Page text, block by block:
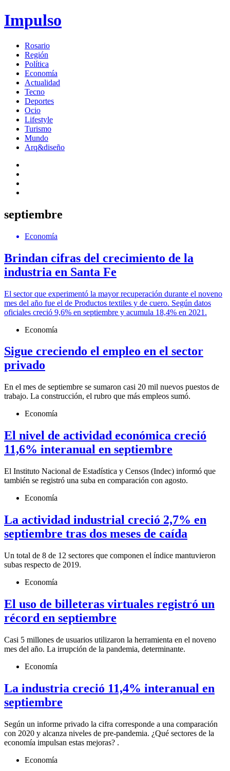
Impulso
Rosario
Región
Política
Economía
Actualidad
Tecno
Deportes
Ocio
Lifestyle
Turismo
Mundo
Arq&diseño
septiembre
Economía
Brindan cifras del crecimiento de la
industria en Santa Fe
El sector que experimentó la mayor recuperación durante el noveno
mes del año fue el de Productos textiles y de cuero. Según datos
oficiales creció 9,6% en septiembre y acumula 18,4% en 2021.
Economía
Sigue creciendo el empleo en el sector
privado
En el mes de septiembre se sumaron casi 20 mil nuevos puestos de
trabajo. La construcción, el rubro que más empleos sumó.
Economía
El nivel de actividad económica creció
11,6% interanual en septiembre
El Instituto Nacional de Estadística y Censos (Indec) informó que
también se registró una suba en comparación con agosto.
Economía
La actividad industrial creció 2,7% en
septiembre tras dos meses de caída
Un total de 8 de 12 sectores que componen el índice mantuvieron
subas respecto de 2019.
Economía
El uso de billeteras virtuales registró un
récord en septiembre
Casi 5 millones de usuarios utilizaron la herramienta en el noveno
mes del año. La irrupción de la pandemia, determinante.
Economía
La industria creció 11,4% interanual en
septiembre
Según un informe privado la cifra corresponde a una comparación
con 2020 y alcanza niveles de pre-pandemia. ¿Qué sectores de la
economía impulsan estas mejoras? .
Economía